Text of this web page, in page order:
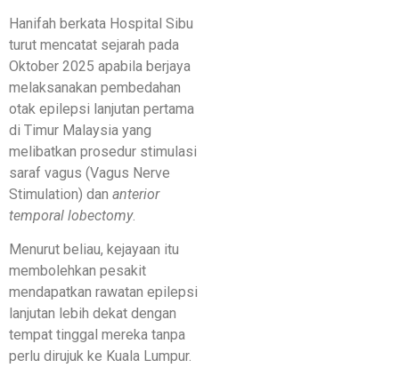
Hanifah berkata Hospital Sibu
turut mencatat sejarah pada
Oktober 2025 apabila berjaya
melaksanakan pembedahan
otak epilepsi lanjutan pertama
di Timur Malaysia yang
melibatkan prosedur stimulasi
saraf vagus (Vagus Nerve
Stimulation) dan anterior
temporal lobectomy.
Menurut beliau, kejayaan itu
membolehkan pesakit
mendapatkan rawatan epilepsi
lanjutan lebih dekat dengan
tempat tinggal mereka tanpa
perlu dirujuk ke Kuala Lumpur.